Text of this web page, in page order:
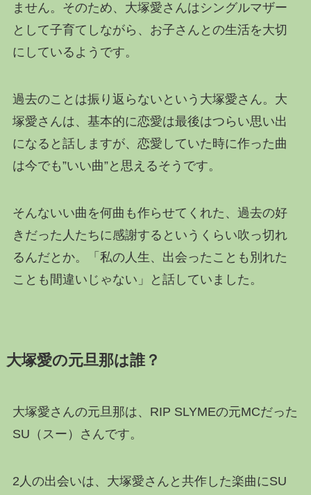
ません。そのため、大塚愛さんはシングルマザー
として子育てしながら、お子さんとの生活を大切
にしているようです。
過去のことは振り返らないという大塚愛さん。大
塚愛さんは、基本的に恋愛は最後はつらい思い出
になると話しますが、恋愛していた時に作った曲
は今でも”いい曲”と思えるそうです。
そんないい曲を何曲も作らせてくれた、過去の好
きだった人たちに感謝するというくらい吹っ切れ
るんだとか。「私の人生、出会ったことも別れた
ことも間違いじゃない」と話していました。
大塚愛の元旦那は誰？
大塚愛さんの元旦那は、RIP SLYMEの元MCだった
SU（スー）さんです。
2人の出会いは、大塚愛さんと共作した楽曲にSU